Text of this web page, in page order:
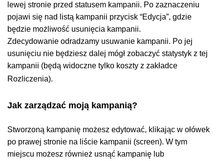
lewej stronie przed statusem kampanii. Po zaznaczeniu
pojawi się nad listą kampanii przycisk “Edycja”, gdzie
będzie możliwość usunięcia kampanii.
Zdecydowanie odradzamy usuwanie kampanii. Po jej
usunięciu nie będziesz dalej mógł zobaczyć statystyk z tej
kampanii (będą widoczne tylko koszty z zakładce
Rozliczenia).
Jak zarządzać moją kampanią?
Stworzoną kampanię możesz edytować, klikając w ołówek
po prawej stronie na liście kampanii (screen). W tym
miejscu możesz również usnąć kampanię lub